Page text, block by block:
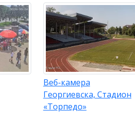
Веб-камера
Георгиевска, Стадион
«Торпедо»